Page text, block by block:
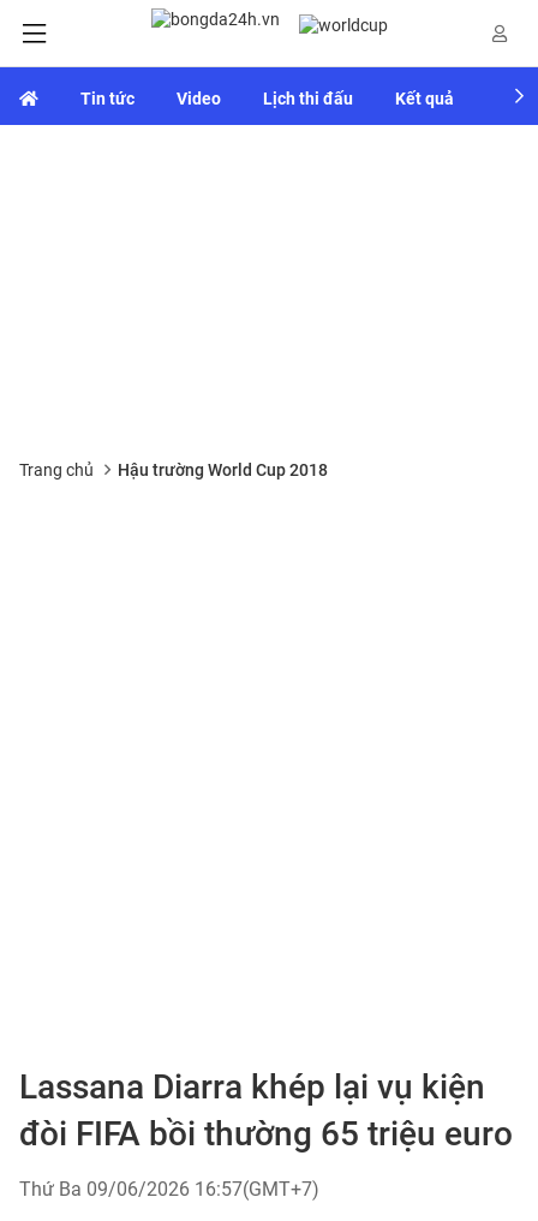
Tin tức Video Lịch thi đấu Kết quả
Trang chủ Hậu trường World Cup 2018
Lassana Diarra khép lại vụ kiện
đòi FIFA bồi thường 65 triệu euro
Thứ Ba 09/06/2026 16:57(GMT+7)